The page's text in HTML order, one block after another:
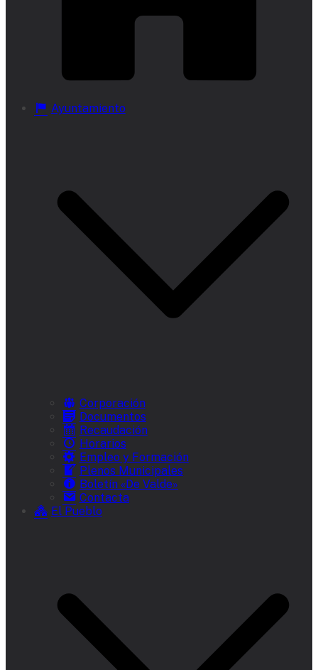
Ayuntamiento
Corporación
Documentos
Recaudación
Horarios
Empleo y Formación
Plenos Municipales
Boletín «De Valde»
Contacta
El Pueblo